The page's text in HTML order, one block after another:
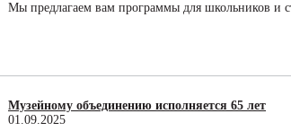
Мы предлагаем вам программы для школьников и
Музейному объединению исполняется 65 лет
01.09.2025